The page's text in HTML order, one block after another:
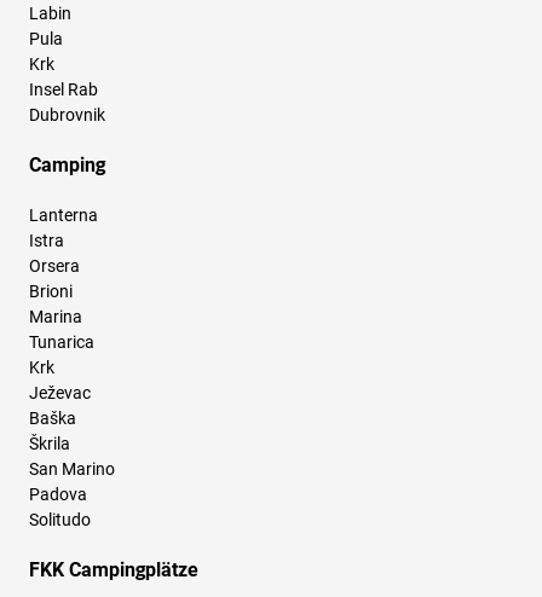
Labin
Pula
Krk
Insel Rab
Dubrovnik
Camping
Lanterna
Istra
Orsera
Brioni
Marina
Tunarica
Krk
Ježevac
Baška
Škrila
San Marino
Padova
Solitudo
FKK Campingplätze